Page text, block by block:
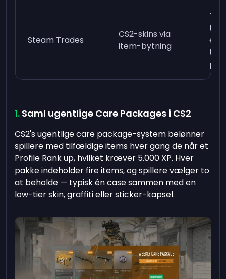
Steam Trades
CS2-skins via
item-bytning
Saml ugentlige Care Packages i CS2
CS2's ugentlige care package-system belønner
spillere med tilfældige items hver gang de når et
Profile Rank up, hvilket kræver 5.000 XP. Hver
pakke indeholder fire items, og spillere vælger to
at beholde — typisk én case sammen med en
low-tier skin, graffiti eller sticker-kapsel.